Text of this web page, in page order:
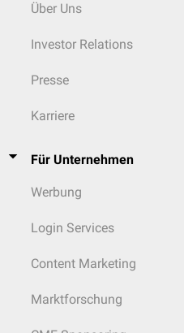
Über Uns
Investor Relations
Presse
Karriere
Für Unternehmen
Werbung
Login Services
Content Marketing
Marktforschung